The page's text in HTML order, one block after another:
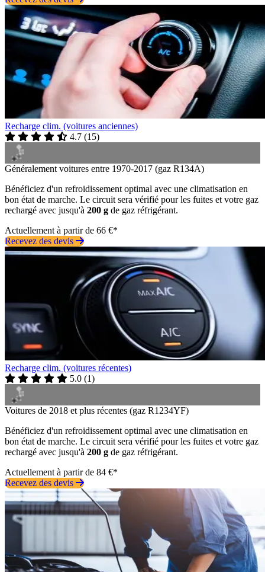
Recharge clim. (voitures anciennes)
4.7 (15)
Généralement voitures entre 1970-2017 (gaz R134A)
Bénéficiez d'un refroidissement optimal avec une climatisation en
bon état de marche. Le circuit sera vérifié pour les fuites et votre gaz
rechargé avec jusqu'à 200 g de gaz réfrigérant.
Actuellement à partir de 66 €*
Recevez des devis
Recharge clim. (voitures récentes)
5.0 (1)
Voitures de 2018 et plus récentes (gaz R1234YF)
Bénéficiez d'un refroidissement optimal avec une climatisation en
bon état de marche. Le circuit sera vérifié pour les fuites et votre gaz
rechargé avec jusqu'à 200 g de gaz réfrigérant.
Actuellement à partir de 84 €*
Recevez des devis